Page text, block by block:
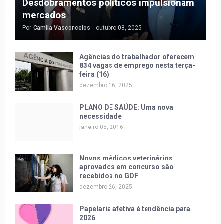
Desdobramentos políticos impulsionam
mercados
Por Camila Vasconcelos - outubro 08, 2025
Agências do trabalhador oferecem
834 vagas de emprego nesta terça-
feira (16)
dezembro 16, 2025
PLANO DE SAÚDE: Uma nova
necessidade
janeiro 05, 2016
Novos médicos veterinários
aprovados em concurso são
recebidos no GDF
dezembro 26, 2025
Papelaria afetiva é tendência para
2026